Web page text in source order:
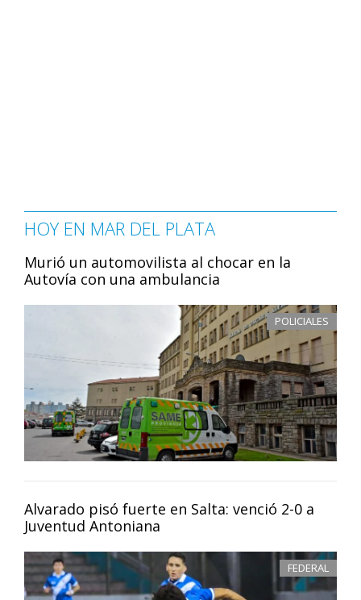
HOY EN MAR DEL PLATA
Murió un automovilista al chocar en la
Autovía con una ambulancia
POLICIALES
Alvarado pisó fuerte en Salta: venció 2-0 a
Juventud Antoniana
FEDERAL